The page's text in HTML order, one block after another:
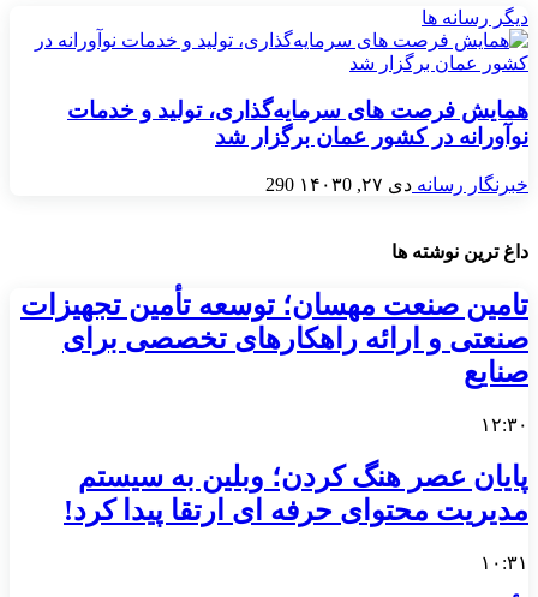
دیگر رسانه ها
همايش فرصت ‌های سرمایه‌گذاری، تولید و خدمات
نوآورانه در کشور عمان برگزار شد
خبرنگار رسانه دی ۲۷, ۱۴۰۳ 0
290
داغ ترین نوشته ها
تامین صنعت مهسان؛ توسعه تأمین تجهیزات
صنعتی و ارائه راهکارهای تخصصی برای
صنایع
۱۲:۳۰
پایان عصر هنگ کردن؛ وبلین به سیستم
مدیریت محتوای حرفه ای ارتقا پیدا کرد!
۱۰:۳۱